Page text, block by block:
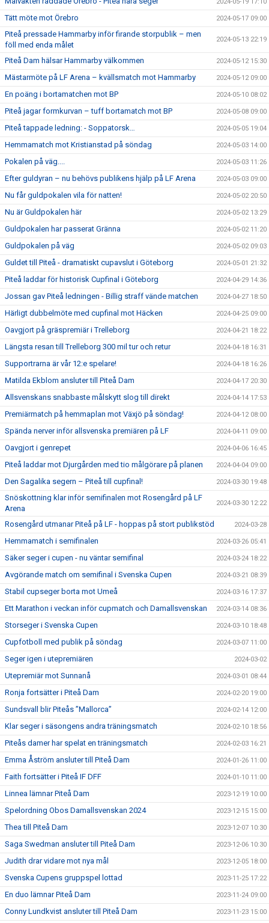
Tätt möte mot Örebro 2024-05-17 09:00
Piteå pressade Hammarby inför firande storpublik – men
föll med enda målet
2024-05-13 22:19
Piteå Dam hälsar Hammarby välkommen 2024-05-12 15:30
Mästarmöte på LF Arena – kvällsmatch mot Hammarby 2024-05-12 09:00
En poäng i bortamatchen mot BP 2024-05-10 08:02
Piteå jagar formkurvan – tuff bortamatch mot BP 2024-05-08 09:00
Piteå tappade ledning: - Soppatorsk… 2024-05-05 19:04
Hemmamatch mot Kristianstad på söndag 2024-05-03 14:00
Pokalen på väg.... 2024-05-03 11:26
Efter guldyran – nu behövs publikens hjälp på LF Arena 2024-05-03 09:00
Nu får guldpokalen vila för natten! 2024-05-02 20:50
Nu är Guldpokalen här 2024-05-02 13:29
Guldpokalen har passerat Gränna 2024-05-02 11:20
Guldpokalen på väg 2024-05-02 09:03
Guldet till Piteå - dramatiskt cupavslut i Göteborg 2024-05-01 21:32
Piteå laddar för historisk Cupfinal i Göteborg 2024-04-29 14:36
Jossan gav Piteå ledningen - Billig straff vände matchen 2024-04-27 18:50
Härligt dubbelmöte med cupfinal mot Häcken 2024-04-25 09:00
Oavgjort på gräspremiär i Trelleborg 2024-04-21 18:22
Längsta resan till Trelleborg 300 mil tur och retur 2024-04-18 16:31
Supportrarna är vår 12:e spelare! 2024-04-18 16:26
Matilda Ekblom ansluter till Piteå Dam 2024-04-17 20:30
Allsvenskans snabbaste målskytt slog till direkt 2024-04-14 17:53
Premiärmatch på hemmaplan mot Växjö på söndag! 2024-04-12 08:00
Spända nerver inför allsvenska premiären på LF 2024-04-11 09:00
Oavgjort i genrepet 2024-04-06 16:45
Piteå laddar mot Djurgården med tio målgörare på planen 2024-04-04 09:00
Den Sagalika segern – Piteå till cupfinal! 2024-03-30 19:48
Snöskottning klar inför semifinalen mot Rosengård på LF
Arena
2024-03-30 12:22
Rosengård utmanar Piteå på LF - hoppas på stort publikstöd 2024-03-28
Hemmamatch i semifinalen 2024-03-26 05:41
Säker seger i cupen - nu väntar semifinal 2024-03-24 18:22
Avgörande match om semifinal i Svenska Cupen 2024-03-21 08:39
Stabil cupseger borta mot Umeå 2024-03-16 17:37
Ett Marathon i veckan inför cupmatch och Damallsvenskan 2024-03-14 08:36
Storseger i Svenska Cupen 2024-03-10 18:48
Cupfotboll med publik på söndag 2024-03-07 11:00
Seger igen i utepremiären 2024-03-02
Utepremiär mot Sunnanå 2024-03-01 08:44
Ronja fortsätter i Piteå Dam 2024-02-20 19:00
Sundsvall blir Piteås ”Mallorca” 2024-02-14 12:00
Klar seger i säsongens andra träningsmatch 2024-02-10 18:56
Piteås damer har spelat en träningsmatch 2024-02-03 16:21
Emma Åström ansluter till Piteå Dam 2024-01-26 11:00
Faith fortsätter i Piteå IF DFF 2024-01-10 11:00
Linnea lämnar Piteå Dam 2023-12-19 10:00
Spelordning Obos Damallsvenskan 2024 2023-12-15 15:00
Thea till Piteå Dam 2023-12-07 10:30
Saga Swedman ansluter till Piteå Dam 2023-12-06 10:30
Judith drar vidare mot nya mål 2023-12-05 18:00
Svenska Cupens gruppspel lottad 2023-11-25 17:22
En duo lämnar Piteå Dam 2023-11-24 09:00
Conny Lundkvist ansluter till Piteå Dam 2023-11-23 15:00